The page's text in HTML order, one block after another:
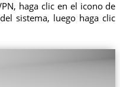
haga clic en el icono de
sistema, luego haga clic